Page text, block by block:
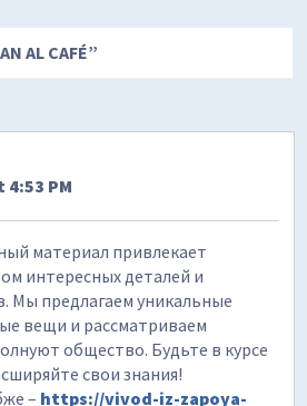
AL CAFÉ”
4:53 PM
материал привлекает
интересных деталей и
Мы предлагаем уникальные
вещи и рассматриваем
общество. Будьте в курсе
свои знания!
– https://vivod-iz-zapoya-